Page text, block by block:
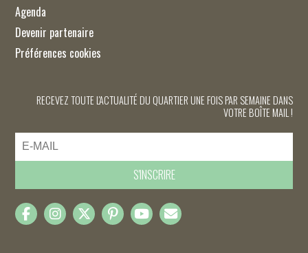
Agenda
Devenir partenaire
Préférences cookies
RECEVEZ TOUTE L'ACTUALITÉ DU QUARTIER UNE FOIS PAR SEMAINE DANS
VOTRE BOÎTE MAIL !